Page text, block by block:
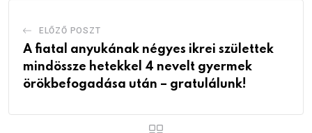
ELŐZŐ POSZT
A fiatal anyukának négyes ikrei születtek
mindössze hetekkel 4 nevelt gyermek
örökbefogadása után – gratulálunk!